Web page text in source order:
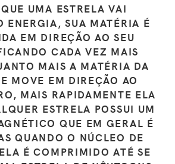
UMA ESTRELA VAI
ENERGIA, SUA MATÉRIA É
EM DIREÇÃO AO SEU
CADA VEZ MAIS
MAIS A MATÉRIA DA
MOVE EM DIREÇÃO AO
MAIS RAPIDAMENTE ELA
ESTRELA POSSUI UM
QUE EM GERAL É
QUANDO O NÚCLEO DE
É COMPRIMIDO ATÉ SE